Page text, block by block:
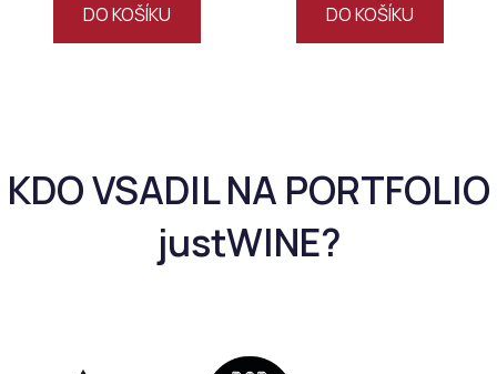
DO KOŠÍKU DO KOŠÍKU